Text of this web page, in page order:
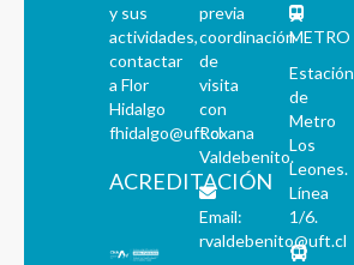
y sus
actividades,
contactar
a Flor
Hidalgo
fhidalgo@uft.cl
ACREDITACIÓN
previa
coordinación
de
visita
con
Roxana
Valdebenito.
Email:
rvaldebenito@uft.cl
METRO
Estación
de
Metro
Los
Leones.
Línea
1/6.